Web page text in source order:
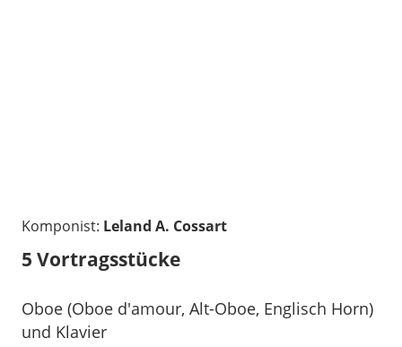
Komponist: Leland A. Cossart
5 Vortragsstücke
Oboe (Oboe d'amour, Alt-Oboe, Englisch Horn)
und Klavier